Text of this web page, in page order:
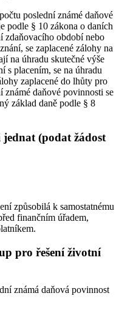
poslední známé daňové
podle § 10 zákona o daních
období nebo
se zaplacené zálohy na
na úhradu skutečné výše
s placením, se na úhradu
zaplacené do lhůty pro
daňové povinnosti se
základ daně podle § 8
(podat žádost
způsobilá k samostatnému
finančním úřadem,
pro řešení životní
známá daňová povinnost